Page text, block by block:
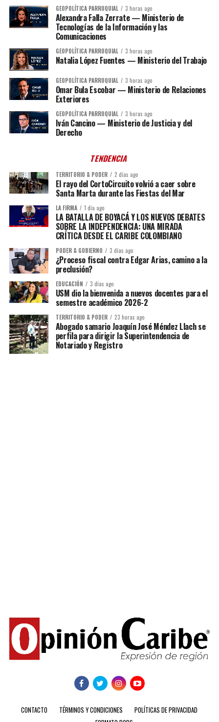
GEOPOLÍTICA PARROQUIAL 3 horas ago
Alexandra Falla Zerrate — Ministerio de
Tecnologías de la Información y las
Comunicaciones
GEOPOLÍTICA PARROQUIAL 3 horas ago
Natalia López Fuentes — Ministerio del Trabajo
GEOPOLÍTICA PARROQUIAL 3 horas ago
Omar Bula Escobar — Ministerio de Relaciones
Exteriores
GEOPOLÍTICA PARROQUIAL 3 horas ago
Iván Cancino — Ministerio de Justicia y del
Derecho
TENDENCIA
TERRITORIO & PODER 2 días ago
El rayo del CortoCircuito volvió a caer sobre
Santa Marta durante las Fiestas del Mar
LA FIRMA 1 día ago
LA BATALLA DE BOYACÁ Y LOS NUEVOS DEBATES
SOBRE LA INDEPENDENCIA: UNA MIRADA
CRÍTICA DESDE EL CARIBE COLOMBIANO
PODER & GOBIERNO 3 días ago
¿Proceso fiscal contra Edgar Arias, camino a la
preclusión?
EDUCACIÓN 3 días ago
USM dio la bienvenida a nuevos docentes para el
semestre académico 2026-2
TERRITORIO & PODER 23 horas ago
Abogado samario Joaquín José Méndez Llach se
perfila para dirigir la Superintendencia de
Notariado y Registro
CONTACTO TÉRMINOS Y CONDICIONES
POLÍTICAS DE PRIVACIDAD